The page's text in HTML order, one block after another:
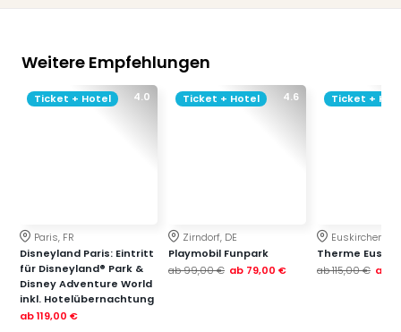
Weitere Empfehlungen
4.0
Ticket + Hotel
Paris, FR
Disneyland Paris: Eintritt
für Disneyland® Park &
Disney Adventure World
inkl. Hotelübernachtung
ab119,00 €
4.6
Ticket + Hotel
Zirndorf, DE
Playmobil Funpark
ab99,00 € ab 79,00 €
Ticket +
Euskirchen, DE
Therme
ab115,00 € ab